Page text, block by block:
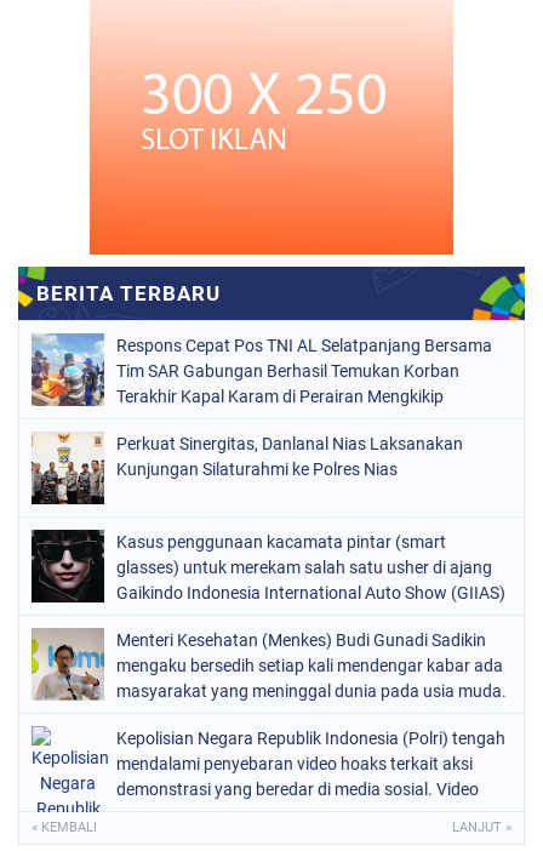
Respons Cepat Pos TNI AL Selatpanjang Bersama
Tim SAR Gabungan Berhasil Temukan Korban
Terakhir Kapal Karam di Perairan Mengkikip
Perkuat Sinergitas, Danlanal Nias Laksanakan
Kunjungan Silaturahmi ke Polres Nias
Kasus penggunaan kacamata pintar (smart
glasses) untuk merekam salah satu usher di ajang
Gaikindo Indonesia International Auto Show (GIIAS)
Menteri Kesehatan (Menkes) Budi Gunadi Sadikin
mengaku bersedih setiap kali mendengar kabar ada
masyarakat yang meninggal dunia pada usia muda.
menteri kesehatan apabila masih ada warga yang
kehilangan nyawa
Kepolisian Negara Republik Indonesia (Polri) tengah
mendalami penyebaran video hoaks terkait aksi
demonstrasi yang beredar di media sosial. Video
« KEMBALI LANJUT »